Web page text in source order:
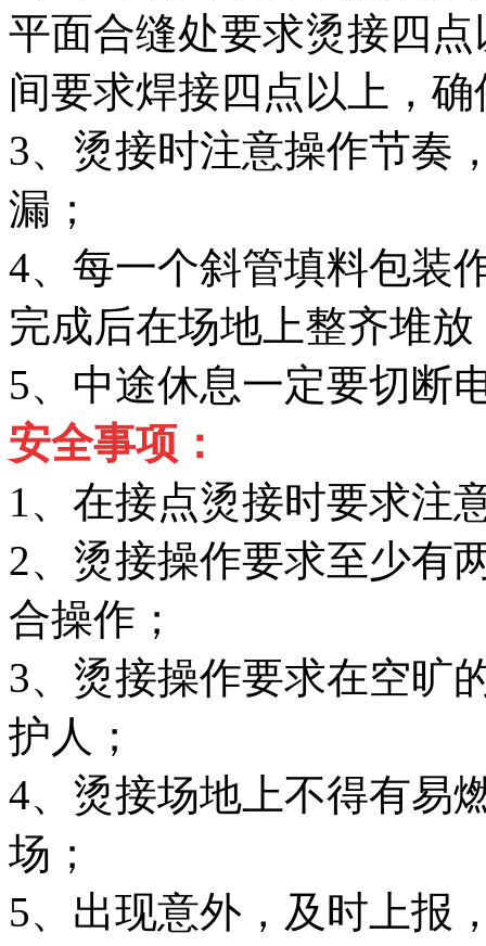
平面合缝处要求烫接四
间要求焊接四点以上，
3、烫接时注意操作节奏
漏；
4、每一个斜管填料包装
完成后在场地上整齐堆放
5、中途休息一定要切断
安全事项：
1、在接点烫接时要求注
2、烫接操作要求至少有
合操作；
3、烫接操作要求在空旷
护人；
4、烫接场地上不得有易
场；
5、出现意外，及时上报